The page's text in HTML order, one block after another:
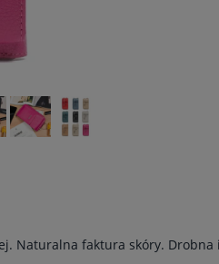
Naturalna faktura skóry.